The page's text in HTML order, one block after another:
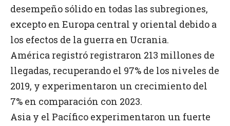
desempeño sólido en todas las subregiones,
excepto en Europa central y oriental debido a
los efectos de la guerra en Ucrania.
América registró registraron 213 millones de
llegadas, recuperando el 97% de los niveles de
2019, y experimentaron un crecimiento del
7% en comparación con 2023.
Asia y el Pacífico experimentaron un fuerte